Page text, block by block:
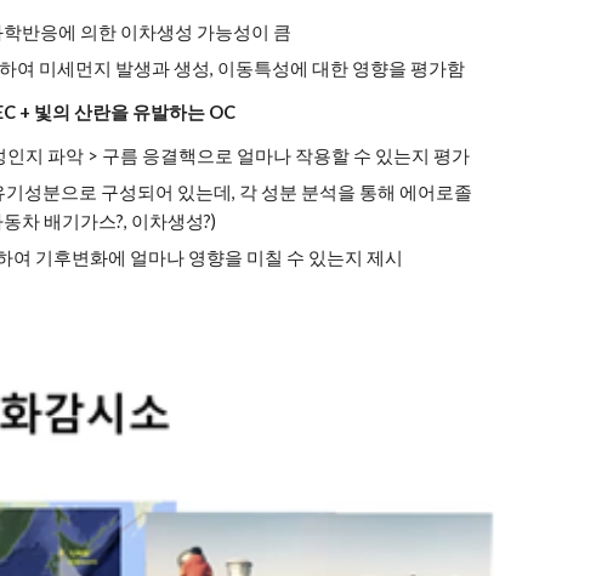
반응에 의한 이차생성 가능성이 큼
여 미세먼지 발생과 생성, 이동특성에 대한 영향을 평가함
+ 빛의 산란을 유발하는 OC
지 파악 > 구름 응결핵으로 얼마나 작용할 수 있는지 평가
성분으로 구성되어 있는데, 각 성분 분석을 통해 에어로졸
차 배기가스?, 이차생성?)
여 기후변화에 얼마나 영향을 미칠 수 있는지 제시